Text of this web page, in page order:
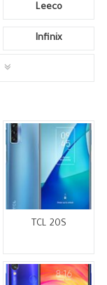
Leeco
Infinix
TCL 20S